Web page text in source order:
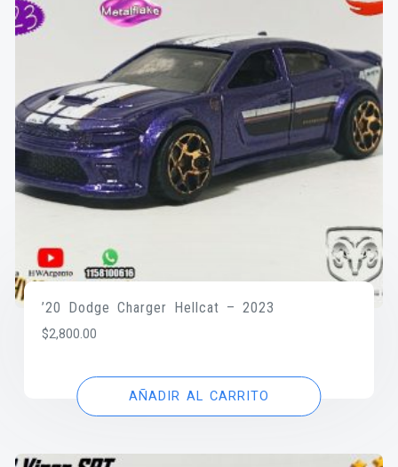
’20 Dodge Charger Hellcat – 2023
$2,800.00
AÑADIR AL CARRITO